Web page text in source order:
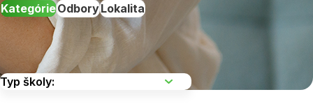
KategórieOdboryLokalita